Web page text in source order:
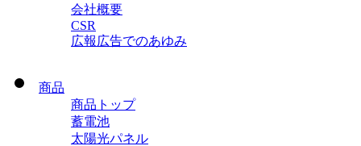
会社概要
CSR
広報広告でのあゆみ
商品
商品トップ
蓄電池
太陽光パネル